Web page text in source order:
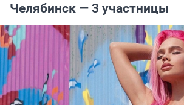
Челябинск — 3 участницы